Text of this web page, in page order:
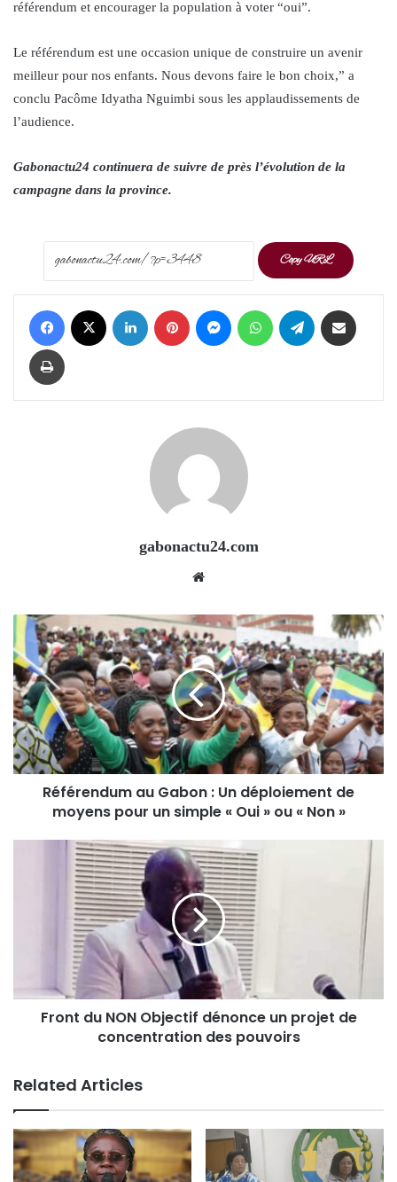
référendum et encourager la population à voter “oui”.
Le référendum est une occasion unique de construire un avenir
meilleur pour nos enfants. Nous devons faire le bon choix,” a
conclu Pacôme Idyatha Nguimbi sous les applaudissements de
l’audience.
Gabonactu24 continuera de suivre de près l’évolution de la
campagne dans la province.
Copy URL
Facebook LinkedIn Pinterest Messenger WhatsApp Telegram
Print
gabonactu24.com
Référendum au Gabon : Un déploiement de
moyens pour un simple « Oui » ou « Non »
Front du NON Objectif dénonce un projet de
concentration des pouvoirs
Related Articles